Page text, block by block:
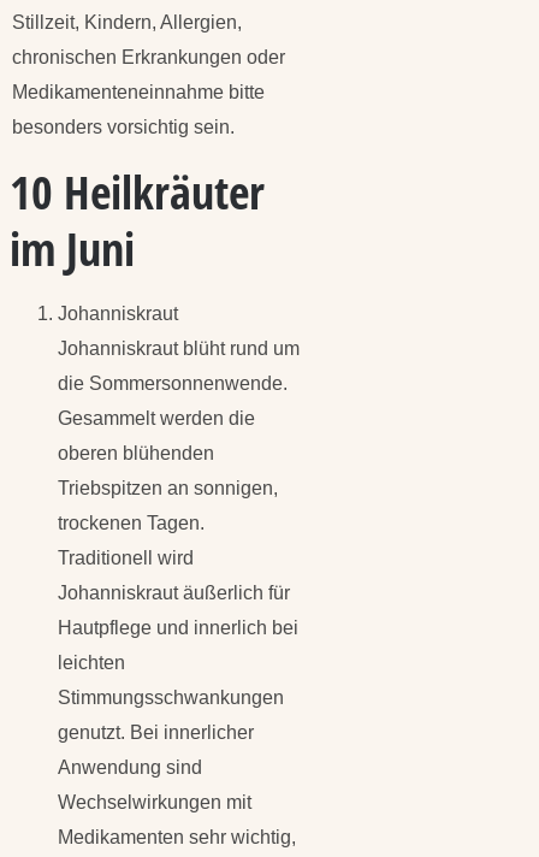
Stillzeit, Kindern, Allergien,
chronischen Erkrankungen oder
Medikamenteneinnahme bitte
besonders vorsichtig sein.
10 Heilkräuter
im Juni
Johanniskraut
Johanniskraut blüht rund um
die Sommersonnenwende.
Gesammelt werden die
oberen blühenden
Triebspitzen an sonnigen,
trockenen Tagen.
Traditionell wird
Johanniskraut äußerlich für
Hautpflege und innerlich bei
leichten
Stimmungsschwankungen
genutzt. Bei innerlicher
Anwendung sind
Wechselwirkungen mit
Medikamenten sehr wichtig,